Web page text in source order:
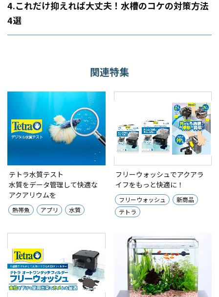
4.これだけ抑えれば大丈夫！水槽のコケの対策方法
4選
関連特集
テトラ水質テスト
水質をデータ管理して快適な
アクアリウムを
熱帯魚 アプリ 水質
フリーウォッシュでアクアラ
イフをもっと快適に！
フリーウォッシュ
新商品
テトラ